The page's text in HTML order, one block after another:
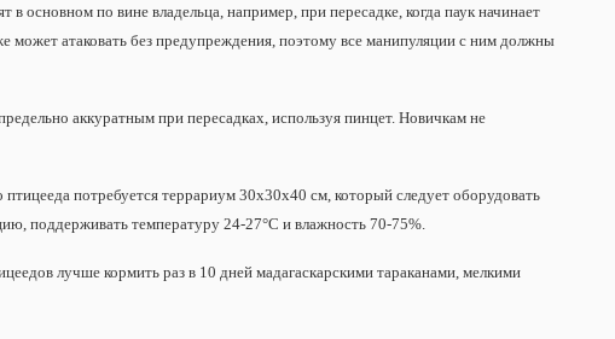
по вине владельца, например, при пересадке, когда паук начинает
может атаковать без предупреждения, поэтому все манипуляции с ним должны
аккуратным при пересадках, используя пинцет. Новичкам не
потребуется террариум 30х30х40 см, который следует оборудовать
поддерживать температуру 24-27°C и влажность 70-75%.
лучше кормить раз в 10 дней мадагаскарскими тараканами, мелкими